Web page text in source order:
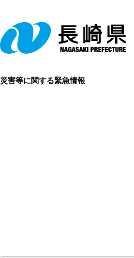
災害等に関する緊急情報